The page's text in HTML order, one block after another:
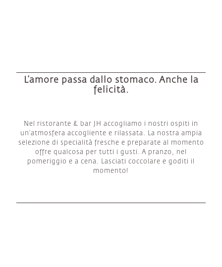
L’amore passa dallo stomaco. Anche la
felicità.
Nel ristorante & bar JH accogliamo i nostri ospiti in
un’atmosfera accogliente e rilassata. La nostra ampia
selezione di specialità fresche e preparate al momento
offre qualcosa per tutti i gusti. A pranzo, nel
pomeriggio e a cena. Lasciati coccolare e goditi il
momento!